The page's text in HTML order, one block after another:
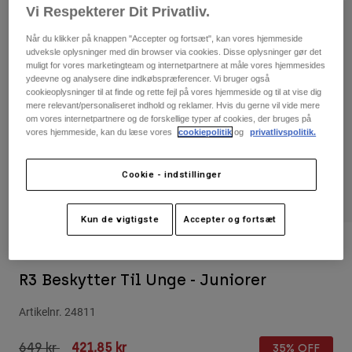
Bukser
Shorts
Jakker
Beskyttelser
Briller
Sokker
Reservedele
Bukser
Handsker
Jakker
Protections
Sokker
Spare parts
Se alle
Women
Hoodies og sweatre
Bukser & Shorts
Guards
Goggles
Socks
Se alle
Helmets
Boots
Guards
Gloves
R3 Beskytter Til Unge - Juniorer
Artikelnr. 24811
Price reduced from
649 krto421,85 kr 35% OFF
Vi Respekterer Dit Privatliv.
Når du klikker på knappen "Accepter og fortsæt", kan vores hjemmeside
udveksle oplysninger med din browser via cookies. Disse oplysninger gør det
muligt for vores marketingteam og internetpartnere at måle vores hjemmesides
ydeevne og analysere dine indkøbspræferencer. Vi bruger også
cookieoplysninger til at finde og rette fejl på vores hjemmeside og til at vise dig
mere relevant/personaliseret indhold og reklamer. Hvis du gerne vil vide mere
om vores internetpartnere og de forskellige typer af cookies, der bruges på
vores hjemmeside, kan du læse vores
cookiepolitik og privatlivspolitik.
Cookie - indstillinger
Kun de vigtigste Accepter og fortsæt